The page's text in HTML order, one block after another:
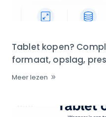
Tablet kopen?
formaat, opslag,
Meer lezen